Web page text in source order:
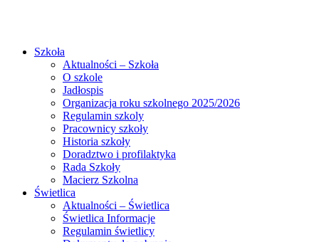
Szkoła
Aktualności – Szkoła
O szkole
Jadłospis
Organizacja roku szkolnego 2025/2026
Regulamin szkoly
Pracownicy szkoły
Historia szkoły
Doradztwo i profilaktyka
Rada Szkoły
Macierz Szkolna
Świetlica
Aktualności – Świetlica
Świetlica Informacje
Regulamin świetlicy